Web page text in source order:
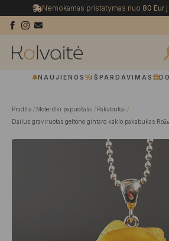
Nemokamas pristatymas nuo 80 Eurį
NAUJIENOS IŠPARDAVIMAS
Pradžia Moteriški papuošalai
Pakabukai
Dailus graviruotas geltono gintaro kaklo pakabukas